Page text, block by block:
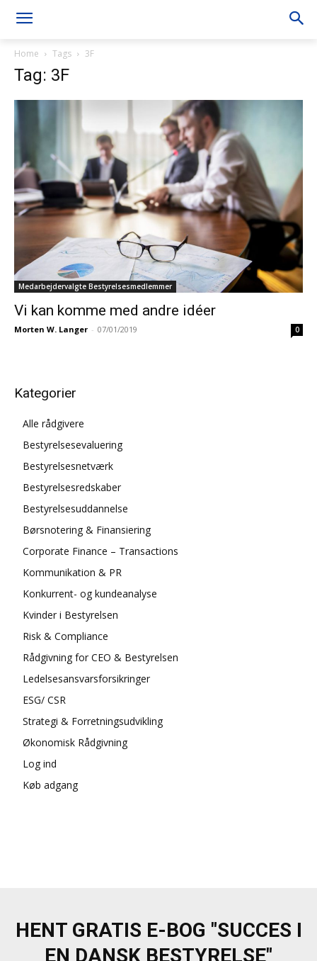
Home Tags 3F
Tag: 3F
Medarbejdervalgte Bestyrelsesmedlemmer
Vi kan komme med andre idéer
Morten W. Langer - 07/01/2019 0
Kategorier
Alle rådgivere
Bestyrelsesevaluering
Bestyrelsesnetværk
Bestyrelsesredskaber
Bestyrelsesuddannelse
Børsnotering & Finansiering
Corporate Finance – Transactions
Kommunikation & PR
Konkurrent- og kundeanalyse
Kvinder i Bestyrelsen
Risk & Compliance
Rådgivning for CEO & Bestyrelsen
Ledelsesansvarsforsikringer
ESG/ CSR
Strategi & Forretningsudvikling
Økonomisk Rådgivning
Log ind
Køb adgang
HENT GRATIS E-BOG "SUCCES I
EN DANSK BESTYRELSE"